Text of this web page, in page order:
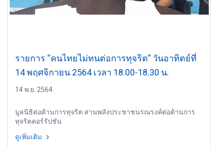
รายการ “คนไทยไม่ทนต่อการทุจริต” วันอาทิตย์ที่
14 พฤศจิกายน 2564 เวลา 18.00-18.30 น.
14 พ.ย. 2564
มูลนิธิต่อต้านการทุจริต สานพลังประชาชนรณรงค์ต่อต้านการ
ทุจริตคอร์รัปชัน
ดูเพิ่มเติม